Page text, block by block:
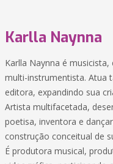
Karlla Naynna
Karlla Naynna é
multi-instrumentista. Atua
editora, expandindo sua
Artista multifacetada,
poetisa, inventora e
construção conceitual de
É produtora musical,